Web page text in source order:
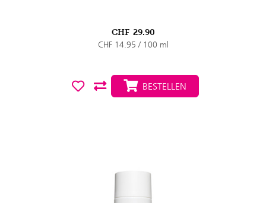
CHF 29.90
CHF 14.95 / 100 ml
BESTELLEN